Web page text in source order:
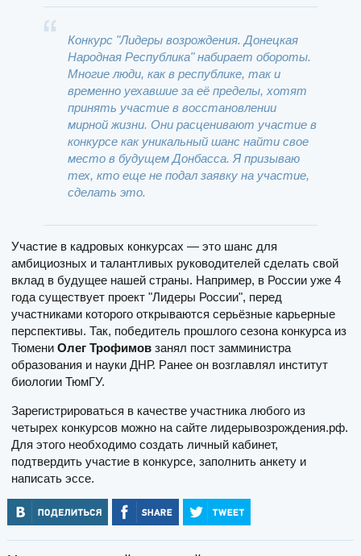
Конкурс "Лидеры возрождения. Донецкая
Народная Республика" набирает обороты.
Многие люди, как в республике, так и
временно уехавшие за её пределы, хотят
принять участие в восстановлении
мирной жизни. Они расценивают участие в
конкурсе как уникальный шанс найти свое
место в будущем Донбасса. Я призываю
тех, кто еще не подал заявку на участие,
сделать это.
Участие в кадровых конкурсах — это шанс для
амбициозных и талантливых руководителей сделать свой
вклад в будущее нашей страны. Например, в России уже 4
года существует проект "Лидеры России", перед
участниками которого открываются серьёзные карьерные
перспективы. Так, победитель прошлого сезона конкурса из
Тюмени Олег Трофимов занял пост замминистра
образования и науки ДНР. Ранее он возглавлял институт
биологии ТюмГУ.
Зарегистрироваться в качестве участника любого из
четырех конкурсов можно на сайте лидерывозрождения.рф.
Для этого необходимо создать личный кабинет,
подтвердить участие в конкурсе, заполнить анкету и
написать эссе.